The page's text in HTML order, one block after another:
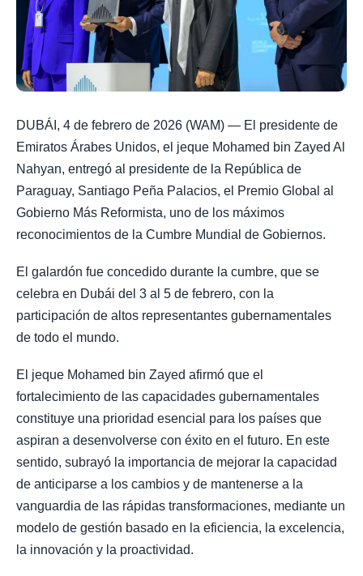
DUBÁI, 4 de febrero de 2026 (WAM) — El presidente de
Emiratos Árabes Unidos, el jeque Mohamed bin Zayed Al
Nahyan, entregó al presidente de la República de
Paraguay, Santiago Peña Palacios, el Premio Global al
Gobierno Más Reformista, uno de los máximos
reconocimientos de la Cumbre Mundial de Gobiernos.
El galardón fue concedido durante la cumbre, que se
celebra en Dubái del 3 al 5 de febrero, con la
participación de altos representantes gubernamentales
de todo el mundo.
El jeque Mohamed bin Zayed afirmó que el
fortalecimiento de las capacidades gubernamentales
constituye una prioridad esencial para los países que
aspiran a desenvolverse con éxito en el futuro. En este
sentido, subrayó la importancia de mejorar la capacidad
de anticiparse a los cambios y de mantenerse a la
vanguardia de las rápidas transformaciones, mediante un
modelo de gestión basado en la eficiencia, la excelencia,
la innovación y la proactividad.